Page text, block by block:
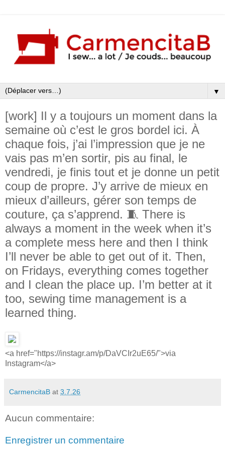
▼
[work] Il y a toujours un moment dans la
semaine où c’est le gros bordel ici. À
chaque fois, j’ai l’impression que je ne
vais pas m’en sortir, pis au final, le
vendredi, je finis tout et je donne un petit
coup de propre. J’y arrive de mieux en
mieux d’ailleurs, gérer son temps de
couture, ça s’apprend. 🧵 There is
always a moment in the week when it’s
a complete mess here and then I think
I’ll never be able to get out of it. Then,
on Fridays, everything comes together
and I clean the place up. I’m better at it
too, sewing time management is a
learned thing.
<a href="https://instagr.am/p/DaVCIr2uE65/">via
Instagram</a>
CarmencitaB at 3.7.26
Aucun commentaire:
Enregistrer un commentaire